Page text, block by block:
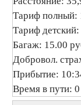
Тариф полный:
Тариф
Багаж: 15.00
Добровол.
Прибытие:
Время в пути: